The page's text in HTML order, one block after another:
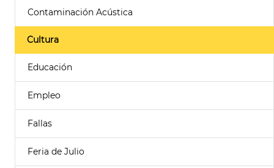
Contaminación Acústica
Cultura
Educación
Empleo
Fallas
Feria de Julio